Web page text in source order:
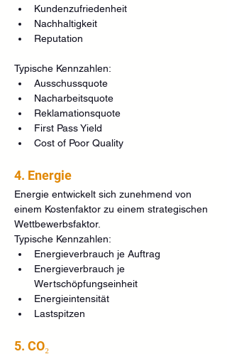
Kundenzufriedenheit
Nachhaltigkeit
Reputation
Typische Kennzahlen:
Ausschussquote
Nacharbeitsquote
Reklamationsquote
First Pass Yield
Cost of Poor Quality
4. Energie
Energie entwickelt sich zunehmend von
einem Kostenfaktor zu einem strategischen
Wettbewerbsfaktor.
Typische Kennzahlen:
Energieverbrauch je Auftrag
Energieverbrauch je
Wertschöpfungseinheit
Energieintensität
Lastspitzen
5. CO₂